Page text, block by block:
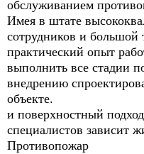
обслуживанием
Имея в штате
сотрудников и большой
практический опыт
выполнить все стадии
внедрению
объекте.
и поверхностный
специалистов зависит
Противопожар